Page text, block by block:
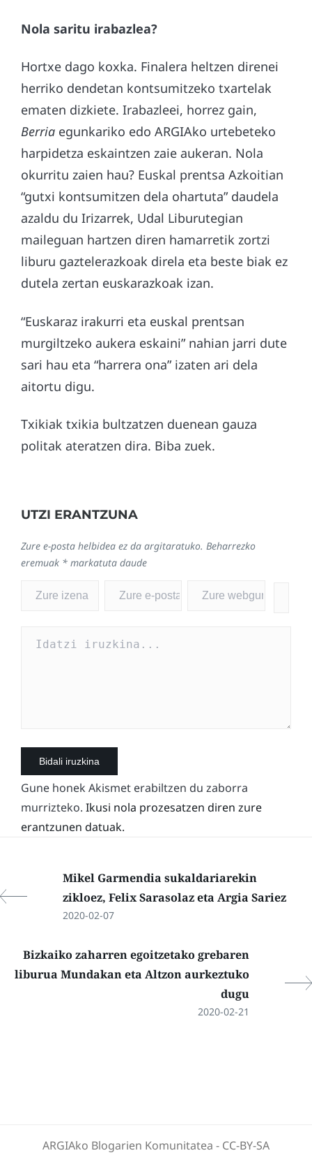
Nola saritu irabazlea?
Hortxe dago koxka. Finalera heltzen direnei
herriko dendetan kontsumitzeko txartelak
ematen dizkiete. Irabazleei, horrez gain,
Berria egunkariko edo ARGIAko urtebeteko
harpidetza eskaintzen zaie aukeran. Nola
okurritu zaien hau? Euskal prentsa Azkoitian
“gutxi kontsumitzen dela ohartuta” daudela
azaldu du Irizarrek, Udal Liburutegian
maileguan hartzen diren hamarretik zortzi
liburu gaztelerazkoak direla eta beste biak ez
dutela zertan euskarazkoak izan.
“Euskaraz irakurri eta euskal prentsan
murgiltzeko aukera eskaini” nahian jarri dute
sari hau eta “harrera ona” izaten ari dela
aitortu digu.
Txikiak txikia bultzatzen duenean gauza
politak ateratzen dira. Biba zuek.
UTZI ERANTZUNA
Zure e-posta helbidea ez da argitaratuko. Beharrezko
eremuak * markatuta daude
Gune honek Akismet erabiltzen du zaborra
murrizteko. Ikusi nola prozesatzen diren zure
erantzunen datuak.
Mikel Garmendia sukaldariarekin
zikloez, Felix Sarasolaz eta Argia Sariez
2020-02-07
Bizkaiko zaharren egoitzetako grebaren
liburua Mundakan eta Altzon aurkeztuko
dugu
2020-02-21
ARGIAko Blogarien Komunitatea - CC-BY-SA